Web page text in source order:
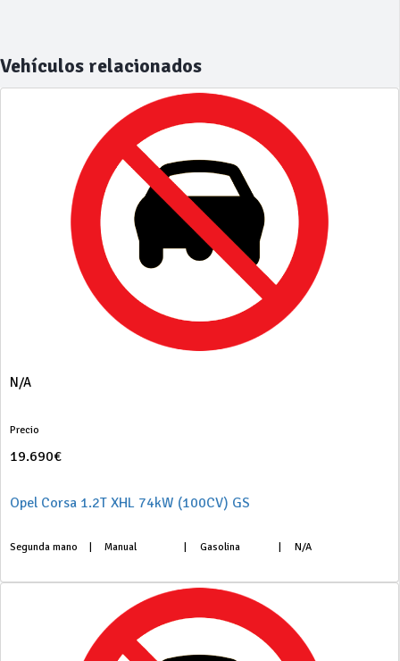
Vehículos relacionados
N/A
Precio
19.690€
Opel Corsa 1.2T XHL 74kW (100CV) GS
Segunda mano Manual Gasolina N/A